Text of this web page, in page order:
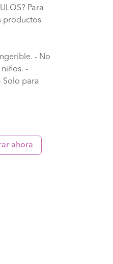
Para
productos
- No
-
Solo para
ahora